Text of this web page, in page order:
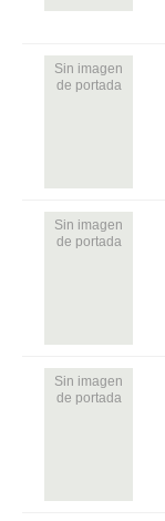
Sin imagen
de portada
Sin imagen
de portada
Sin imagen
de portada